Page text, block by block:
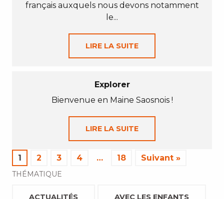
français auxquels nous devons notamment
le...
LIRE LA SUITE
Explorer
Bienvenue en Maine Saosnois !
LIRE LA SUITE
1 2 3 4 … 18 Suivant »
THÉMATIQUE
ACTUALITÉS AVEC LES ENFANTS